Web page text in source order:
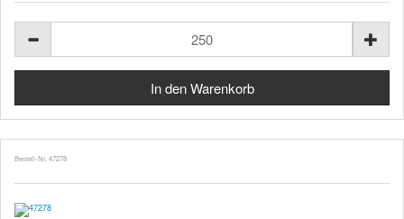
Bestell-Nr. 47278